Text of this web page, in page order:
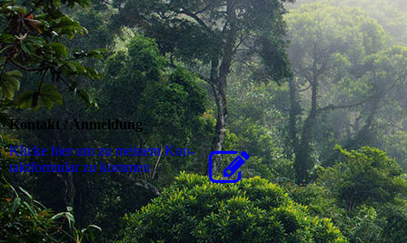
Kontakt / Anmeldung
Klicke hier um zu meinem Kon­
takt­for­mu­lar zu kommen